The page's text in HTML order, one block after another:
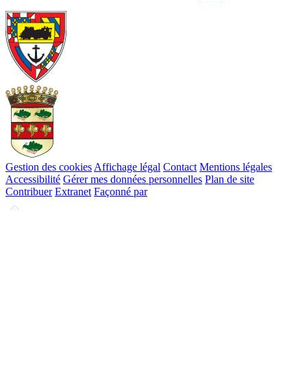
Gestion des cookies Affichage légal Contact Mentions légales
Accessibilité Gérer mes données personnelles Plan de site
Contribuer Extranet Façonné par